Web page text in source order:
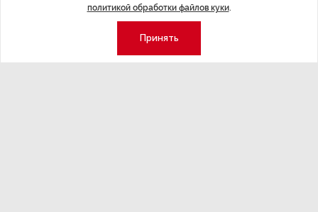
политикой обработки файлов куки.
Принять